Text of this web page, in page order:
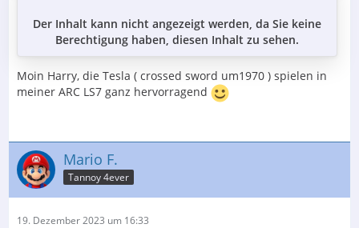
Der Inhalt kann nicht angezeigt werden, da Sie keine
Berechtigung haben, diesen Inhalt zu sehen.
Moin Harry, die Tesla ( crossed sword um1970 ) spielen in
meiner ARC LS7 ganz hervorragend
Mario F.
Tannoy 4ever
19. Dezember 2023 um 16:33